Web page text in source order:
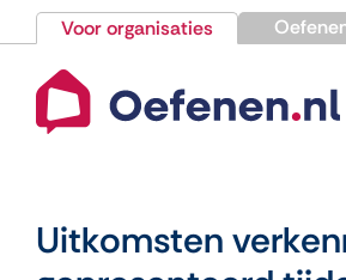
naar
inhoud
Voor organisaties
Nieuws
Uitkomsten